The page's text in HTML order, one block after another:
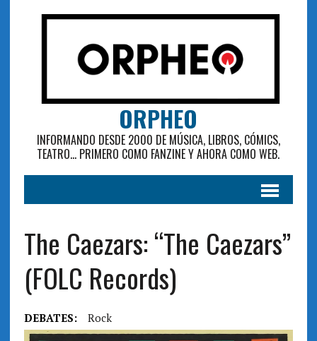
ORPHEO
INFORMANDO DESDE 2000 DE MÚSICA, LIBROS, CÓMICS,
TEATRO... PRIMERO COMO FANZINE Y AHORA COMO WEB.
The Caezars: “The Caezars”
(FOLC Records)
DEBATES: Rock